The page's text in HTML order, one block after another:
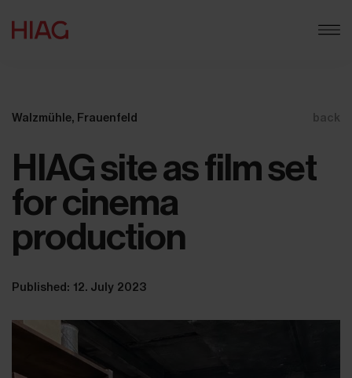
Walzmühle, Frauenfeld back
HIAG site as film set
for cinema
production
Published: 12. July 2023